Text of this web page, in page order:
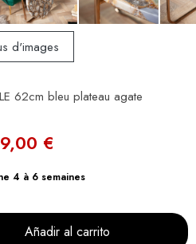
d'images
62cm bleu plateau agate
€
4 à 6 semaines
Añadir al carrito